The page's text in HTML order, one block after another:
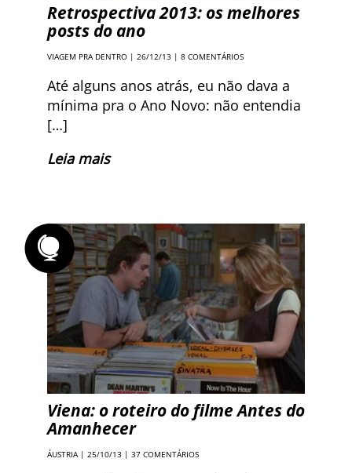
Retrospectiva 2013: os melhores
posts do ano
VIAGEM PRA DENTRO | 26/12/13 | 8 COMENTÁRIOS
Até alguns anos atrás, eu não dava a
mínima pra o Ano Novo: não entendia
[…]
Leia mais
Viena: o roteiro do filme Antes do
Amanhecer
ÁUSTRIA| 25/10/13 | 37 COMENTÁRIOS